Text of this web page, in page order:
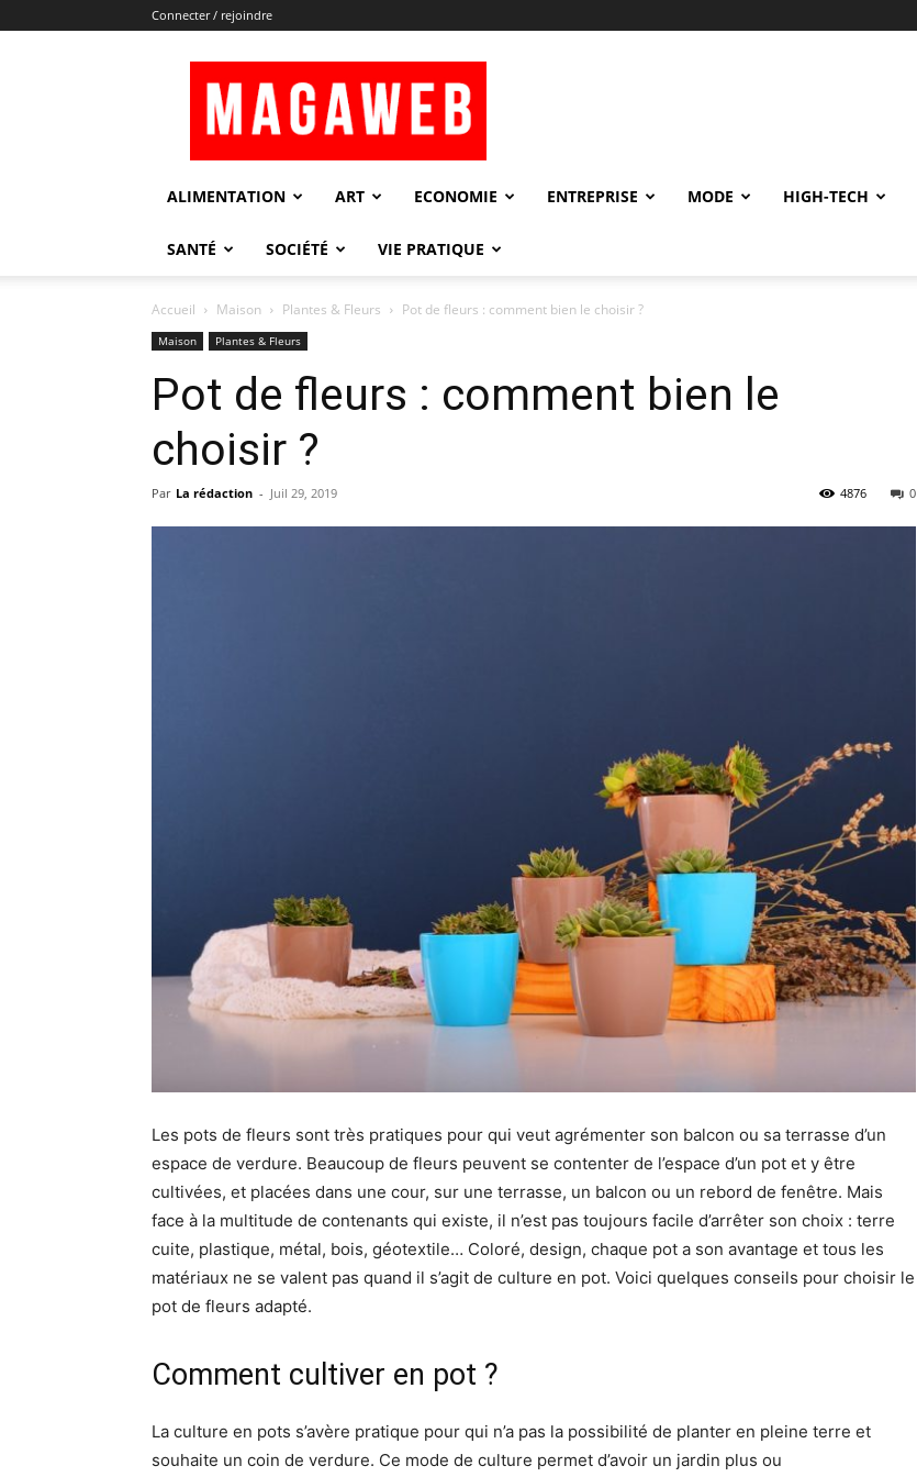
Connecter / rejoindre
ALIMENTATION ART ECONOMIE ENTREPRISE MODE HIGH-TECH
SANTÉ SOCIÉTÉ VIE PRATIQUE
Accueil Maison Plantes & Fleurs Pot de fleurs : comment bien le choisir ?
Maison Plantes & Fleurs
Pot de fleurs : comment bien le
choisir ?
Par La rédaction - Juil 29, 2019 0
4876
Les pots de fleurs sont très pratiques pour qui veut agrémenter son balcon ou sa terrasse d’un
espace de verdure. Beaucoup de fleurs peuvent se contenter de l’espace d’un pot et y être
cultivées, et placées dans une cour, sur une terrasse, un balcon ou un rebord de fenêtre. Mais
face à la multitude de contenants qui existe, il n’est pas toujours facile d’arrêter son choix : terre
cuite, plastique, métal, bois, géotextile… Coloré, design, chaque pot a son avantage et tous les
matériaux ne se valent pas quand il s’agit de culture en pot. Voici quelques conseils pour choisir le
pot de fleurs adapté.
Comment cultiver en pot ?
La culture en pots s’avère pratique pour qui n’a pas la possibilité de planter en pleine terre et
souhaite un coin de verdure. Ce mode de culture permet d’avoir un jardin plus ou